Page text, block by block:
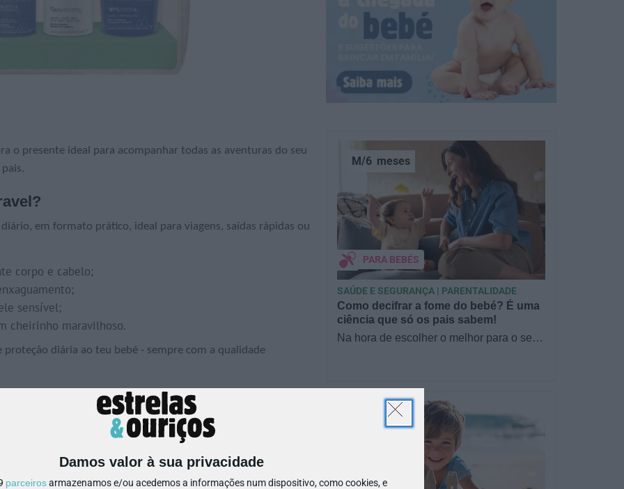
Damos valor à sua privacidade
parceirosarmazenamos e/ou acedemos a informações num dispositivo, como cookies, e
o presente ideal para acompanhar todas as aventuras do seu
em formato prático, ideal para viagens, saídas rápidas ou
corpo e cabelo;
sensível;
cheirinho maravilhoso.
diária ao teu bebé - sempre com a qualidade
Como decifrar a fome do bebé? É uma
ciência que só os pais sabem!
Na hora de escolher o melhor para o seu
M/6 meses
PARA BEBÉS
SAÚDE E SEGURANÇA | PARENTALIDADE